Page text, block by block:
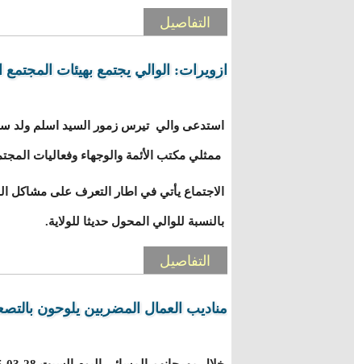
التفاصيل
ازويرات: الوالي يجتمع بهيئات المجتمع
ممثلي مكتب الأئمة والوجهاء وفعاليات
الاجتماع يأتي في اطار التعرف على مشاكل
بالنسبة للوالي المحول حديثا للولاية.
التفاصيل
مناديب العمال المضربين يلوحون